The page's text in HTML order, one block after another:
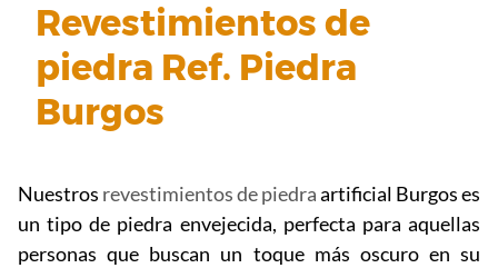
Revestimientos de
piedra Ref. Piedra
Burgos
Nuestros revestimientos de piedraartificial Burgos es
un tipo de piedra envejecida, perfecta para aquellas
personas que buscan un toque más oscuro en su